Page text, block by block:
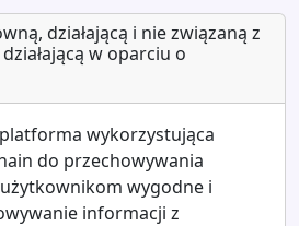
działającą i nie związaną z
w oparciu o
wykorzystująca
do przechowywania
wygodne i
informacji z